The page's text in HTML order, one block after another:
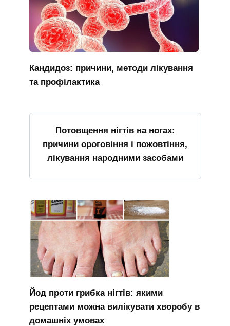
Кандидоз: причини, методи лікування
та профілактика
Потовщення нігтів на ногах:
причини ороговіння і пожовтіння,
лікування народними засобами
Йод проти грибка нігтів: якими
рецептами можна вилікувати хворобу в
домашніх умовах